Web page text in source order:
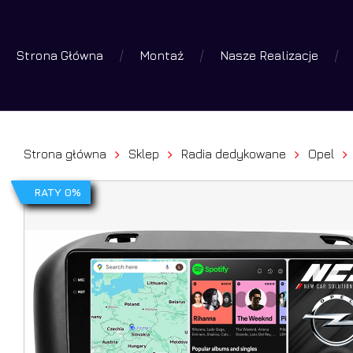
mainStrona Główna Montaż Nasze Realizacje
Strona główna Sklep Radia dedykowane Opel
RATY 0%